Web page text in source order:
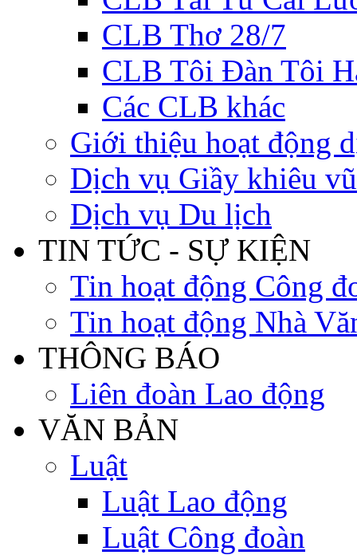
CLB Thơ 28/7
CLB Tôi Đàn Tôi
Các CLB khác
Giới thiệu hoạt động
Dịch vụ Giầy khiêu vũ
Dịch vụ Du lịch
TIN TỨC - SỰ KIỆN
Tin hoạt động Công
Tin hoạt động Nhà
THÔNG BÁO
Liên đoàn Lao động
VĂN BẢN
Luật
Luật Lao động
Luật Công đoàn